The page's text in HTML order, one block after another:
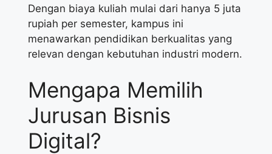
Dengan biaya kuliah mulai dari hanya 5 juta
rupiah per semester, kampus ini
menawarkan pendidikan berkualitas yang
relevan dengan kebutuhan industri modern.
Mengapa Memilih
Jurusan Bisnis
Digital?